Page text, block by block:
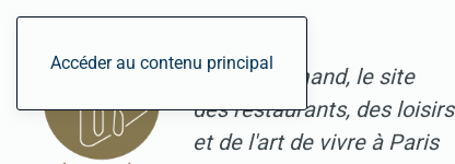
Accéder au contenu principal
ParisGourmand, le site
des restaurants, des loisirs
et de l'art de vivre à Paris